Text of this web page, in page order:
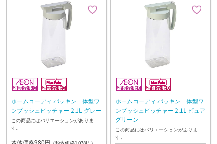
ホームコーディ パッキン一体型ワ
ンプッシュピッチャー 2.1L グレー
この商品にはバリエーションがありま
す。
本体価格980円
ホームコーディ パッキン一体型ワ
ンプッシュピッチャー 2.1L ピュア
グリーン
この商品にはバリエーションがありま
す。